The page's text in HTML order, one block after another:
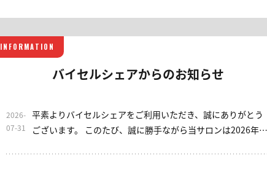
INFORMATION
バイセルシェアからのお知らせ
2026-
07-31
平素よりバイセルシェアをご利用いただき、誠にありがとう
ございます。 このたび、誠に勝手ながら当サロンは2026年7